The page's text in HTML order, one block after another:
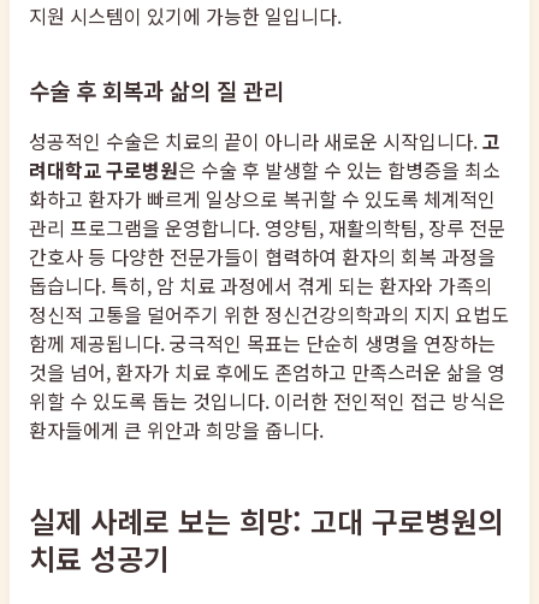
지원 시스템이 있기에 가능한 일입니다.
수술 후 회복과 삶의 질 관리
성공적인 수술은 치료의 끝이 아니라 새로운 시작입니다.고
려대학교 구로병원은 수술 후 발생할 수 있는 합병증을 최소
화하고 환자가 빠르게 일상으로 복귀할 수 있도록 체계적인
관리 프로그램을 운영합니다. 영양팀, 재활의학팀, 장루 전문
간호사 등 다양한 전문가들이 협력하여 환자의 회복 과정을
돕습니다. 특히, 암 치료 과정에서 겪게 되는 환자와 가족의
정신적 고통을 덜어주기 위한 정신건강의학과의 지지 요법도
함께 제공됩니다. 궁극적인 목표는 단순히 생명을 연장하는
것을 넘어, 환자가 치료 후에도 존엄하고 만족스러운 삶을 영
위할 수 있도록 돕는 것입니다. 이러한 전인적인 접근 방식은
환자들에게 큰 위안과 희망을 줍니다.
실제 사례로 보는 희망: 고대 구로병원의
치료 성공기